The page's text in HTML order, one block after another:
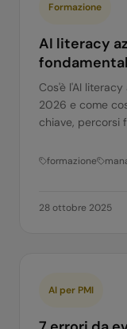
Formazione
AI literacy
Cos'è l'AI
2026 e come
chiave, percorsi
formazione
28 ottobre 2025
AI per PMI